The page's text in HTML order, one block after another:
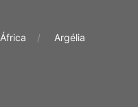
África Argélia